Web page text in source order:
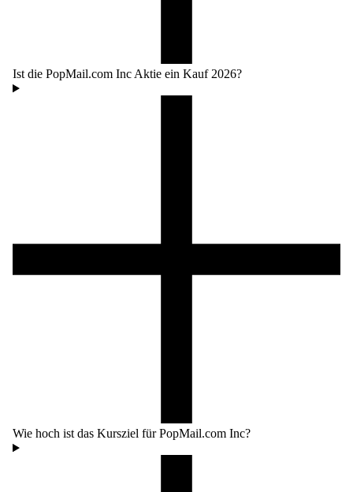
Ist die PopMail.com Inc Aktie ein Kauf 2026?
Wie hoch ist das Kursziel für PopMail.com Inc?